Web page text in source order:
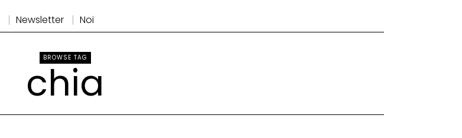
Newsletter Noi
BROWSE TAG
chia